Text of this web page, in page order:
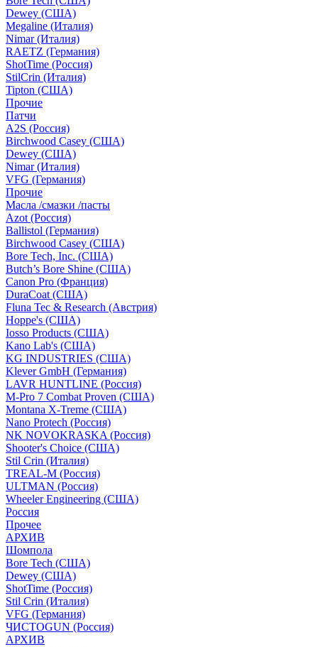
Dewey (США)
Megaline (Италия)
Nimar (Италия)
RAETZ (Германия)
ShotTime (Россия)
StilCrin (Италия)
Tipton (США)
Прочие
Патчи
A2S (Россия)
Birchwood Casey (США)
Dewey (США)
Nimar (Италия)
VFG (Германия)
Прочие
Масла /смазки /пасты
Azot (Россия)
Ballistol (Германия)
Birchwood Casey (США)
Bore Tech, Inc. (США)
Butch’s Bore Shine (СШA)
Canon Pro (Франция)
DuraCoat (США)
Fluna Tec & Research (Австрия)
Hoppe's (США)
Iosso Products (США)
Kano Lab's (США)
KG INDUSTRIES (США)
Klever GmbH (Германия)
LAVR HUNTLINE (Россия)
M-Pro 7 Combat Proven (СШA)
Montana X-Treme (США)
Nano Protech (Россия)
NK NOVOKRASKA (Россия)
Shooter's Choice (СШA)
Stil Crin (Италия)
TREAL-M (Россия)
ULTMAN (Россия)
Wheeler Engineering (СШA)
Россия
Прочее
АРХИВ
Шомпола
Bore Tech (США)
Dewey (США)
ShotTime (Россия)
Stil Crin (Италия)
VFG (Германия)
ЧИСТОGUN (Россия)
АРХИВ